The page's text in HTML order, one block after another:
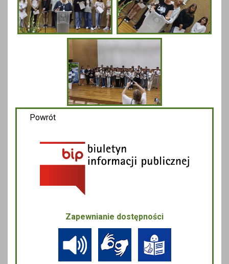
Powrót
Zapewnianie dostępności